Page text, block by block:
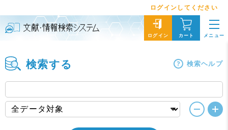
ログインしてください
ログイン カート メニュー
検索する 検索ヘルプ